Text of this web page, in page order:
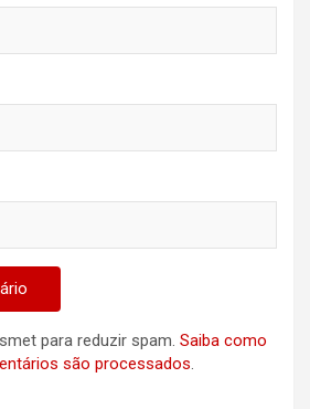
para reduzir spam. Saiba como
são processados.